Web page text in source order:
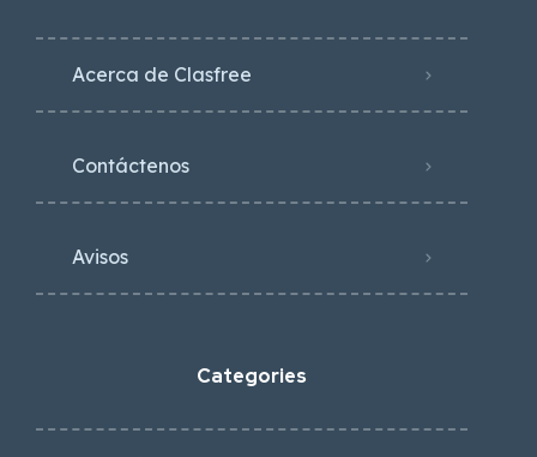
Acerca de Clasfree
Contáctenos
Avisos
Categories